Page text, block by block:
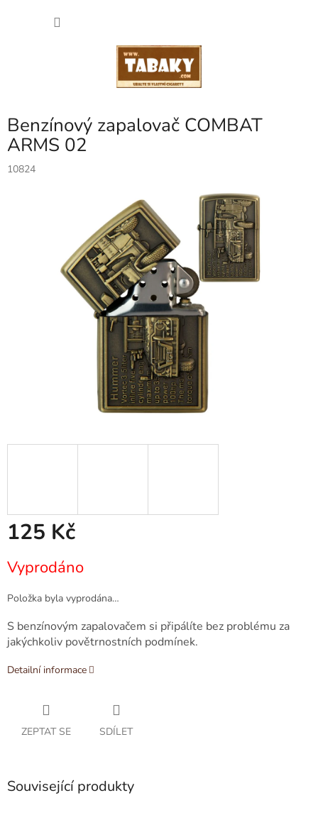
Benzínový zapalovač COMBAT
ARMS 02
10824
125 Kč
cena:
Vyprodáno
Položka byla vyprodána…
S benzínovým zapalovačem si připálíte bez problému za
jakýchkoliv povětrnostních podmínek.
Detailní informace
ZEPTAT SE SDÍLET
Související produkty